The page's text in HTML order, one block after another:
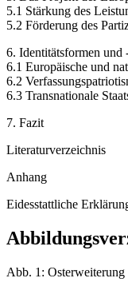
5.1 Stärkung des
5.2 Förderung des
6. Identitätsformen und
6.1 Europäische und
6.2
6.3 Transnationale
7. Fazit
Literaturverzeichnis
Anhang
Eidesstattliche
Abb. 1: Osterweiterung